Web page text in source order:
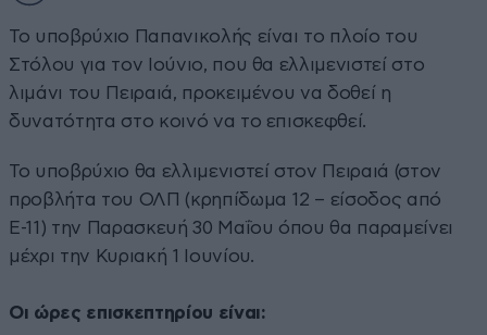
Το υποβρύχιο Παπανικολής είναι το πλοίο του
Στόλου για τον Ιούνιο, που θα ελλιμενιστεί στο
λιμάνι του Πειραιά, προκειμένου να δοθεί η
δυνατότητα στο κοινό να το επισκεφθεί.
Το υποβρύχιο θα ελλιμενιστεί στον Πειραιά (στον
προβλήτα του ΟΛΠ (κρηπίδωμα 12 – είσοδος από
Ε-11) την Παρασκευή 30 Μαΐου όπου θα παραμείνει
μέχρι την Κυριακή 1 Ιουνίου.
Οι ώρες επισκεπτηρίου είναι: